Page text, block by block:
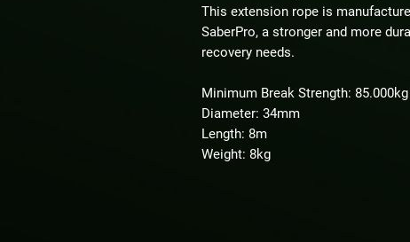
This extension rope is
SaberPro, a stronger and more
recovery needs.
Minimum Break Strength:
Diameter: 34mm
Length: 8m
Weight: 8kg